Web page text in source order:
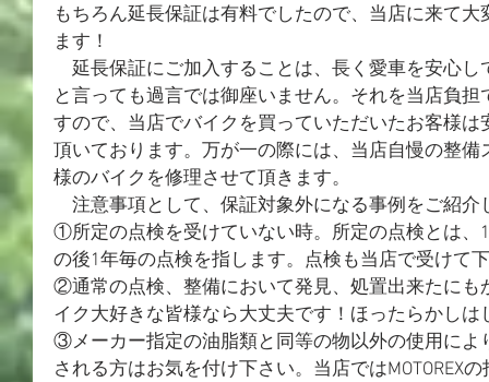
もちろん延長保証は有料でしたので、当店に来て
ます！
延長保証にご加入することは、長く愛車を安心し
と言っても過言では御座いません。それを当店負
すので、当店でバイクを買っていただいたお客様
頂いております。万が一の際には、当店自慢の整
様のバイクを修理させて頂きます。
注意事項として、保証対象外になる事例をご紹介
①所定の点検を受けていない時。所定の点検とは、
の後1年毎の点検を指します。点検も当店で受けて
②通常の点検、整備において発見、処置出来たにも
イク大好きな皆様なら大丈夫です！ほったらかしは
③メーカー指定の油脂類と同等の物以外の使用によ
される方はお気を付け下さい。当店ではMOTOREX